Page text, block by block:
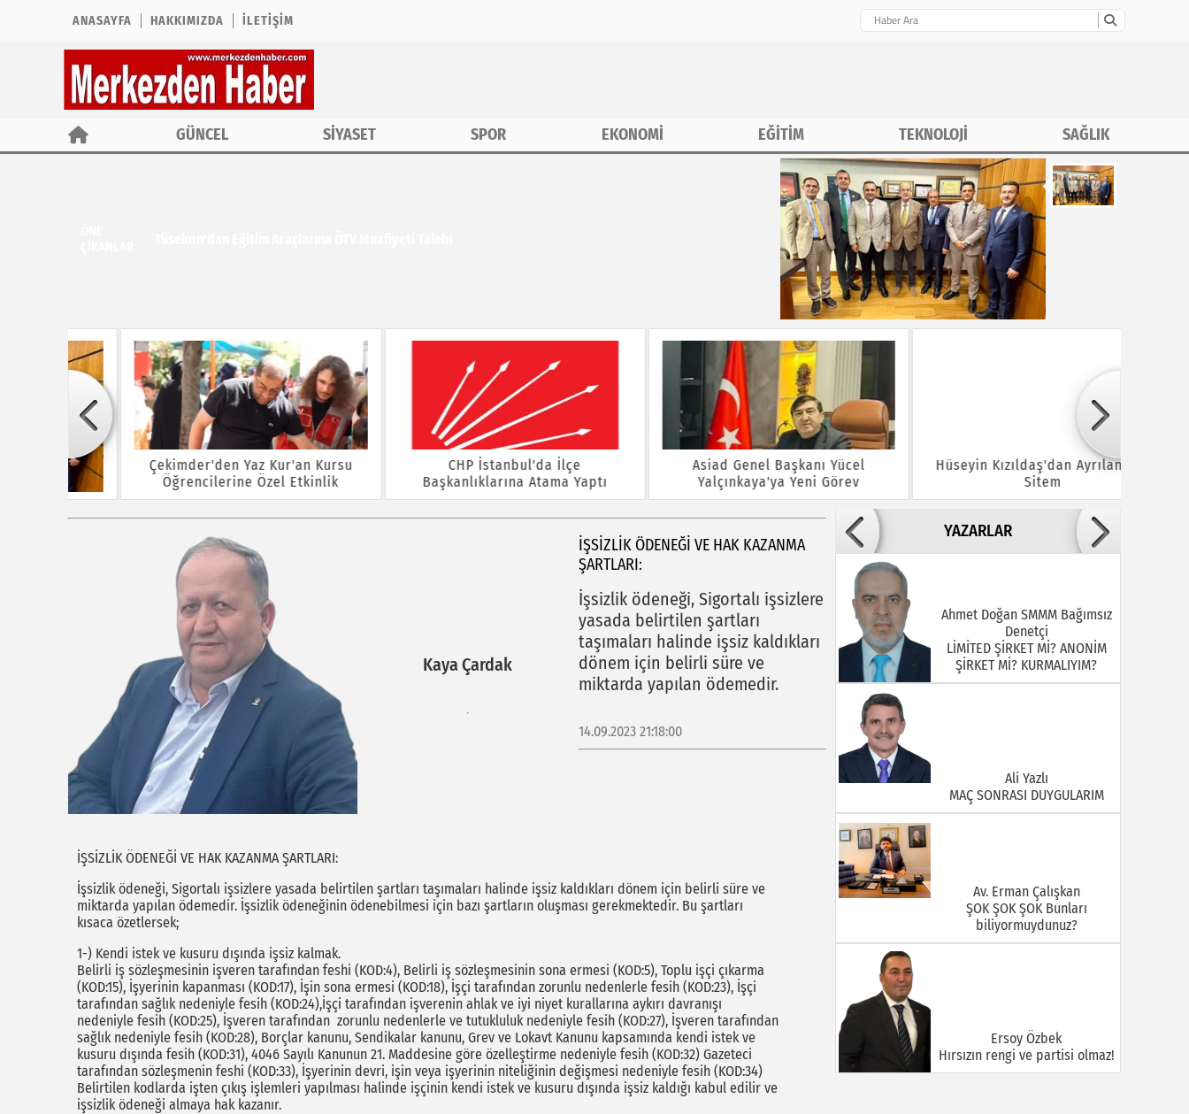
ANASAYFA HAKKIMIZDA İLETIŞIM
GÜNCEL SİYASET SPOR EKONOMİ EĞİTİM TEKNOLOJİ SAĞLIK
Çekimder'den Yaz Kur'an Kursu
Öğrencilerine Özel Etkinlik
CHP İstanbul'da İlçe
Başkanlıklarına Atama Yaptı
Asiad Genel Başkanı Yücel
Yalçınkaya'ya Yeni Görev
Hüseyin Kızıldaş'dan Ayrılanlara
Kaya Çardak
İŞSİZLİK ÖDENEĞİ VE HAK KAZANMA
ŞARTLARI:
İşsizlik ödeneği, Sigortalı işsizlere
yasada belirtilen şartları
taşımaları halinde işsiz kaldıkları
dönem için belirli süre ve
miktarda yapılan ödemedir.
14.09.2023 21:18:00
İŞSİZLİK ÖDENEĞİ VE HAK KAZANMA ŞARTLARI:
İşsizlik ödeneği, Sigortalı işsizlere yasada belirtilen şartları taşımaları halinde işsiz kaldıkları dönem için belirli süre ve
miktarda yapılan ödemedir. İşsizlik ödeneğinin ödenebilmesi için bazı şartların oluşması gerekmektedir. Bu şartları
kısaca özetlersek;
1-) Kendi istek ve kusuru dışında işsiz kalmak.
Belirli iş sözleşmesinin işveren tarafından feshi (KOD:4), Belirli iş sözleşmesinin sona ermesi (KOD:5), Toplu işçi çıkarma
(KOD:15), İşyerinin kapanması (KOD:17), İşin sona ermesi (KOD:18), İşçi tarafından zorunlu nedenlerle fesih (KOD:23), İşçi
tarafından sağlık nedeniyle fesih (KOD:24),İşçi tarafından işverenin ahlak ve iyi niyet kurallarına aykırı davranışı
nedeniyle fesih (KOD:25), İşveren tarafından zorunlu nedenlerle ve tutukluluk nedeniyle fesih (KOD:27), İşveren tarafından
sağlık nedeniyle fesih (KOD:28), Borçlar kanunu, Sendikalar kanunu, Grev ve Lokavt Kanunu kapsamında kendi istek ve
kusuru dışında fesih (KOD:31), 4046 Sayılı Kanunun 21. Maddesine göre özelleştirme nedeniyle fesih (KOD:32) Gazeteci
tarafından sözleşmenin feshi (KOD:33), İşyerinin devri, işin veya işyerinin niteliğinin değişmesi nedeniyle fesih (KOD:34)
Belirtilen kodlarda işten çıkış işlemleri yapılması halinde işçinin kendi istek ve kusuru dışında işsiz kaldığı kabul edilir ve
işsizlik ödeneği almaya hak kazanır.
YAZARLAR
Ahmet Doğan SMMM Bağımsız
Denetçi
LİMİTED ŞİRKET Mİ? ANONİM
ŞİRKET Mİ? KURMALIYIM?
Ali Yazlı
MAÇ SONRASI DUYGULARIM
Av. Erman Çalışkan
ŞOK ŞOK ŞOK Bunları
biliyormuydunuz?
Ersoy Özbek
Hırsızın rengi ve partisi olmaz!